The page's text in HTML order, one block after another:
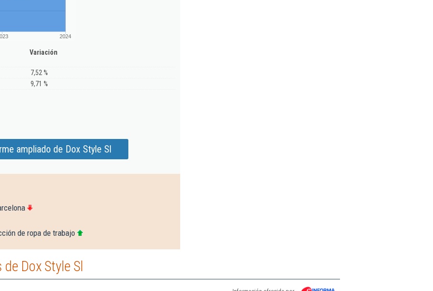
2024
Variación
7,52 %
9,71 %
ampliado de Dox Style Sl
de ropa de trabajo
Dox Style Sl